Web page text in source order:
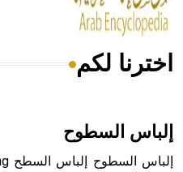
هل تعلم أن الأبسيد كلمة
اخترنا لكم
إلباس السطوح